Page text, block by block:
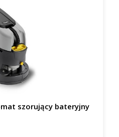
szorujący bateryjny